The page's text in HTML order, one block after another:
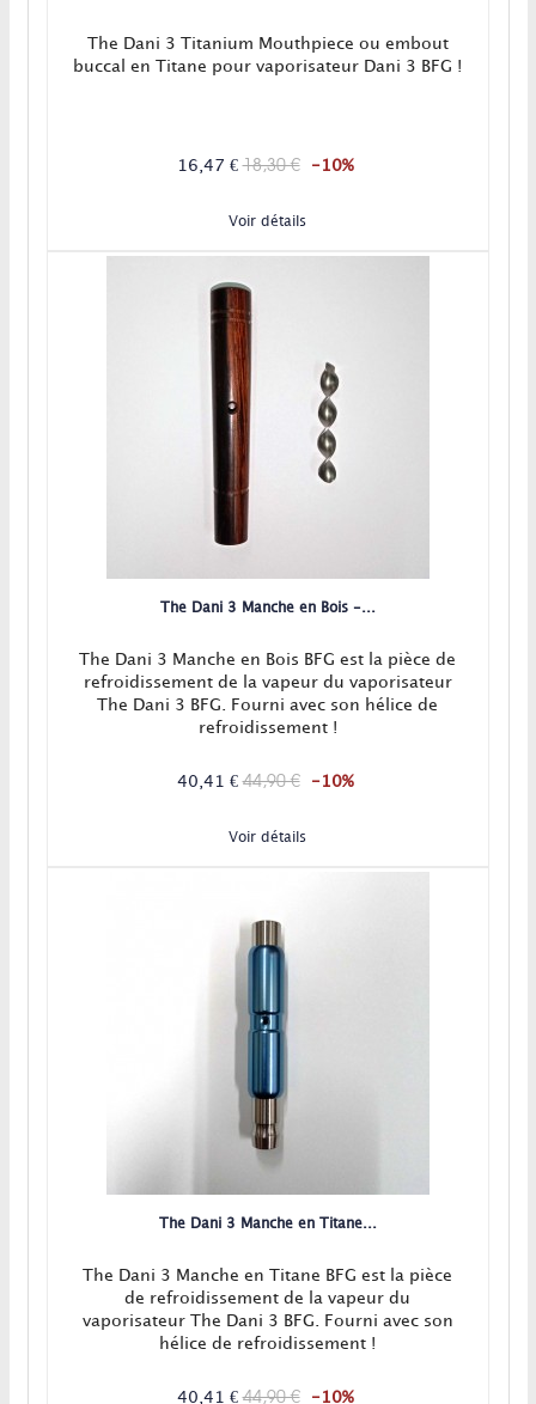
The Dani 3 Titanium Mouthpiece ou embout
buccal en Titane pour vaporisateur Dani 3 BFG !
16,47 €18,30 € -10%
Voir détails
The Dani 3 Manche en Bois -...
The Dani 3 Manche en Bois BFG est la pièce de
refroidissement de la vapeur du vaporisateur
The Dani 3 BFG. Fourni avec son hélice de
refroidissement !
40,41 €44,90 € -10%
Voir détails
The Dani 3 Manche en Titane...
The Dani 3 Manche en Titane BFG est la pièce
de refroidissement de la vapeur du
vaporisateur The Dani 3 BFG. Fourni avec son
hélice de refroidissement !
40,41 €44,90 € -10%